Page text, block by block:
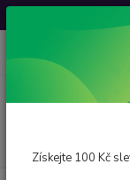
Získejte 100 Kč